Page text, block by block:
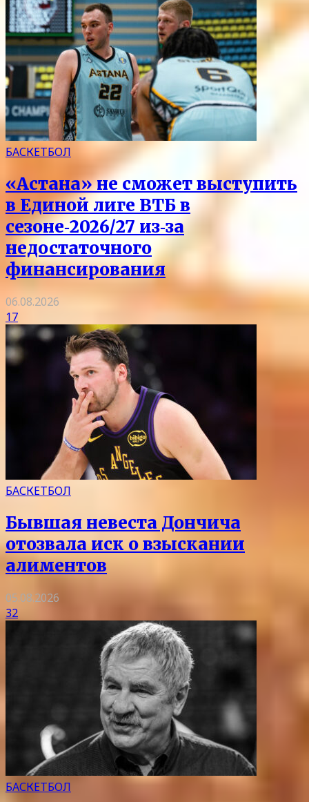
БАСКЕТБОЛ
«Астана» не сможет выступить
в Единой лиге ВТБ в
сезоне‑2026/27 из‑за
недостаточного
финансирования
06.08.2026
17
БАСКЕТБОЛ
Бывшая невеста Дончича
отозвала иск о взыскании
алиментов
05.08.2026
32
БАСКЕТБОЛ